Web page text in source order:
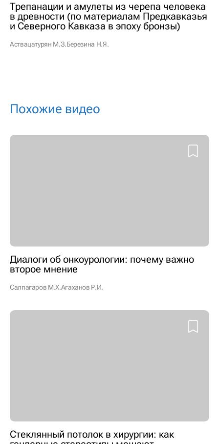
Трепанации и амулеты из черепа человека
в древности (по материалам Предкавказья
и Северного Кавказа в эпоху бронзы)
Аствацатурян М.З.Березина Н.Я.
Похожие видео
Диалоги об онкоурологии: почему важно
второе мнение
Салпагаров М.Х.Агаханов Р.И.
Стеклянный потолок в хирургии: как